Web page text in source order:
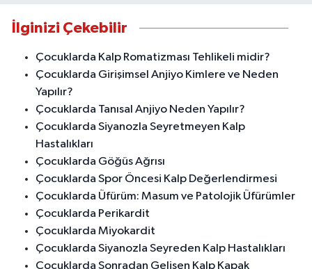
İlginizi Çekebilir
Çocuklarda Kalp Romatizması Tehlikeli midir?
Çocuklarda Girişimsel Anjiyo Kimlere ve Neden
Yapılır?
Çocuklarda Tanısal Anjiyo Neden Yapılır?
Çocuklarda Siyanozla Seyretmeyen Kalp
Hastalıkları
Çocuklarda Göğüs Ağrısı
Çocuklarda Spor Öncesi Kalp Değerlendirmesi
Çocuklarda Üfürüm: Masum ve Patolojik Üfürümler
Çocuklarda Perikardit
Çocuklarda Miyokardit
Çocuklarda Siyanozla Seyreden Kalp Hastalıkları
Çocuklarda Sonradan Gelişen Kalp Kapak